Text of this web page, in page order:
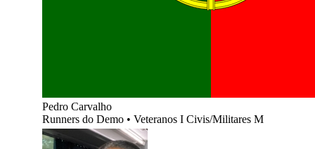
Pedro Carvalho
Runners do Demo • Veteranos I Civis/Militares M